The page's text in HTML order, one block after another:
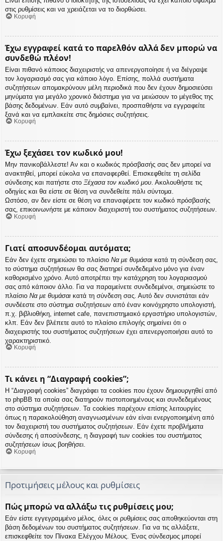
στις ρυθμίσεις και να χρειάζεται να το διορθώσει.
Κορυφή
Έχω εγγραφεί κατά το παρελθόν αλλά δεν μπορώ να
συνδεθώ πλέον!
Είναι πιθανό κάποιος διαχειριστής να απενεργοποίησε ή να διέγραψε
τον λογαριασμό σας για κάποιο λόγο. Επίσης, πολλά συστήματα
συζητήσεων απομακρύνουν μέλη περιοδικά που δεν έχουν δημοσιεύσει
μηνύματα για μεγάλο χρονικό διάστημα για να μειώσουν το μέγεθος της
βάσης δεδομένων. Εάν αυτό συμβαίνει, προσπαθήστε να εγγραφείτε
ξανά και να εμπλακείτε στις δημόσιες συζητήσεις.
Κορυφή
Έχω ξεχάσει τον κωδικό μου!
Μην πανικοβάλλεστε! Αν και ο κωδικός πρόσβασής σας δεν μπορεί να
ανακτηθεί, μπορεί εύκολα να επαναφερθεί. Επισκεφθείτε τη σελίδα
σύνδεσης και πατήστε στο Ξέχασα τον κωδικό μου. Ακολουθήστε τις
οδηγίες και θα είστε σε θέση να συνδεθείτε πάλι σύντομα.
Ωστόσο, αν δεν είστε σε θέση να επαναφέρετε τον κωδικό πρόσβασής
σας, επικοινωνήστε με κάποιον διαχειριστή του συστήματος συζητήσεων.
Κορυφή
Γιατί αποσυνδέομαι αυτόματα;
Εάν δεν έχετε σημειώσει το πλαίσιο Να με θυμάσαι κατά τη σύνδεση σας,
το σύστημα συζητήσεων θα σας διατηρεί συνδεδεμένο μόνο για έναν
καθορισμένο χρόνο. Αυτό αποτρέπει την κατάχρηση του λογαριασμού
σας από κάποιον άλλο. Για να παραμείνετε συνδεδεμένοι, σημειώστε το
πλαίσιο Να με θυμάσαι κατά τη σύνδεση σας. Αυτό δεν συνιστάται εάν
συνδέεστε στο σύστημα συζητήσεων από έναν κοινόχρηστο υπολογιστή,
π.χ. βιβλιοθήκη, internet cafe, πανεπιστημιακό εργαστήριο υπολογιστών,
κλπ. Εάν δεν βλέπετε αυτό το πλαίσιο επιλογής σημαίνει ότι ο
διαχειριστής του συστήματος συζητήσεων έχει απενεργοποιήσει αυτό το
χαρακτηριστικό.
Κορυφή
Τι κάνει η “Διαγραφή cookies”;
Η “Διαγραφή cookies” διαγράφει τα cookies που έχουν δημιουργηθεί από
το phpBB τα οποία σας διατηρούν πιστοποιημένους και συνδεδεμένους
στο σύστημα συζητήσεων. Τα cookies παρέχουν επίσης λειτουργίες
όπως η παρακολούθηση αναγνωσμένων εάν είναι ενεργοποιημένη από
τον διαχειριστή του συστήματος συζητήσεων. Εάν έχετε προβλήματα
σύνδεσης ή αποσύνδεσης, η διαγραφή των cookies του συστήματος
συζητήσεων ίσως βοηθήσει.
Κορυφή
Προτιμήσεις μέλους και ρυθμίσεις
Πώς μπορώ να αλλάξω τις ρυθμίσεις μου;
Εάν είστε εγγεγραμμένο μέλος, όλες οι ρυθμίσεις σας αποθηκεύονται στη
βάση δεδομένων του συστήματος συζητήσεων. Για να τις αλλάξετε,
επισκεφθείτε τον Πίνακα Ελέγχου Μέλους. Ένας σύνδεσμος μπορεί